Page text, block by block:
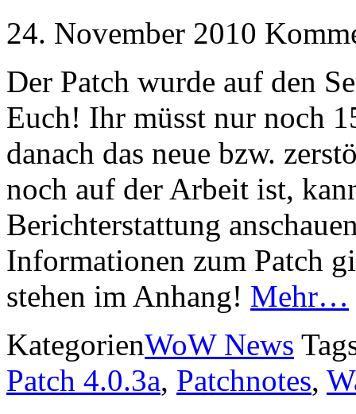
24. November 2010
Der Patch wurde auf den
Euch! Ihr müsst nur noch
danach das neue bzw.
noch auf der Arbeit ist,
Berichterstattung
Informationen zum Patch
stehen im Anhang! Mehr…
KategorienWoW News
Patch 4.0.3a, Patchnotes,